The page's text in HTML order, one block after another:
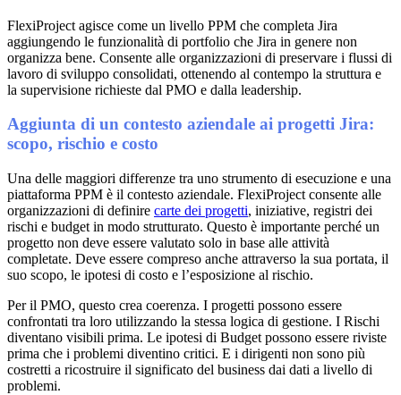
FlexiProject agisce come un livello PPM che completa Jira
aggiungendo le funzionalità di portfolio che Jira in genere non
organizza bene. Consente alle organizzazioni di preservare i flussi di
lavoro di sviluppo consolidati, ottenendo al contempo la struttura e
la supervisione richieste dal PMO e dalla leadership.
Aggiunta di un contesto aziendale ai progetti Jira:
scopo, rischio e costo
Una delle maggiori differenze tra uno strumento di esecuzione e una
piattaforma PPM è il contesto aziendale. FlexiProject consente alle
organizzazioni di definire carte dei progetti, iniziative, registri dei
rischi e budget in modo strutturato. Questo è importante perché un
progetto non deve essere valutato solo in base alle attività
completate. Deve essere compreso anche attraverso la sua portata, il
suo scopo, le ipotesi di costo e l’esposizione al rischio.
Per il PMO, questo crea coerenza. I progetti possono essere
confrontati tra loro utilizzando la stessa logica di gestione. I Rischi
diventano visibili prima. Le ipotesi di Budget possono essere riviste
prima che i problemi diventino critici. E i dirigenti non sono più
costretti a ricostruire il significato del business dai dati a livello di
problemi.